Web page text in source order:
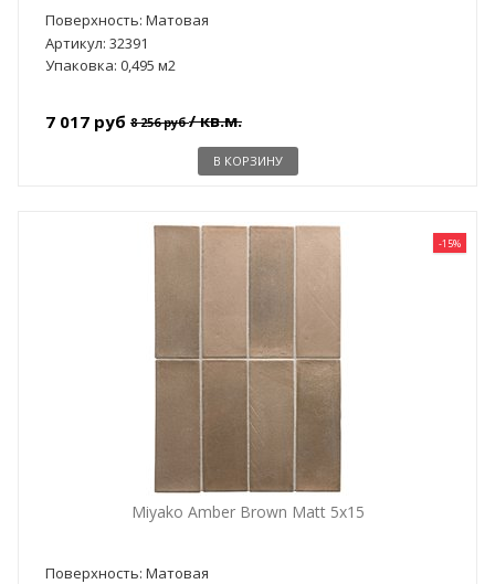
Поверхность: Матовая
Артикул: 32391
Упаковка: 0,495 м2
7 017 руб 8 256 руб/ кв.м.
В КОРЗИНУ
-15%
Miyako Amber Brown Matt 5x15
Поверхность: Матовая